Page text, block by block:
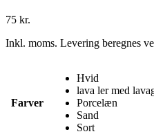
75 kr.
Inkl. moms. Levering beregnes
Farver
Hvid
lava ler med
Porcelæn
Sand
Sort